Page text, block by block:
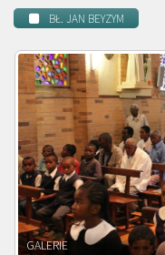
BŁ. JAN BEYZYM
POWOŁANIE MISYJNE